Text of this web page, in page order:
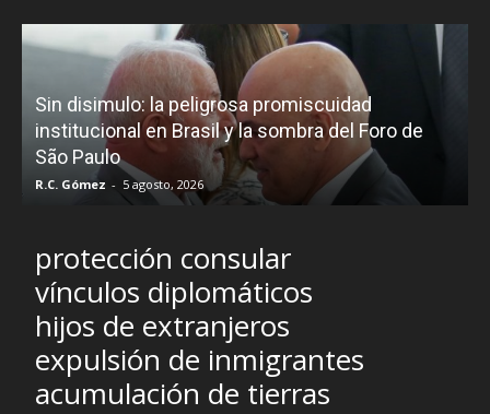
Sin disimulo: la peligrosa promiscuidad
institucional en Brasil y la sombra del Foro de
São Paulo
R.C. Gómez - 5 agosto, 2026
protección consular
vínculos diplomáticos
hijos de extranjeros
expulsión de inmigrantes
acumulación de tierras